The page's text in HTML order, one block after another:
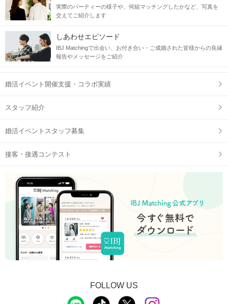
実際のパーティーの様子や、何組マッチングしたかなど、写真を
交えてご紹介します
しあわせエピソード
IBJ Matchingで出会い、お付き合い・ご成婚された皆様からの良縁
報告やメッセージをご紹介
婚活イベント開催支援・コラボ実績
スタッフ紹介
婚活イベントスタッフ募集
接客・接遇コンテスト
FOLLOW US